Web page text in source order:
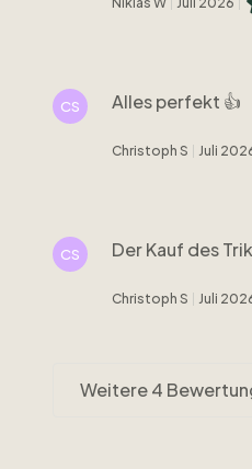
CS Alles perfekt 👍
Christoph S Juli
CS Der Kauf des
Christoph S Juli
Weitere 4